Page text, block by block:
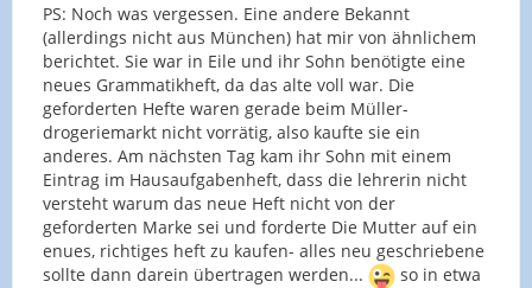
PS: Noch was vergessen. Eine andere Bekannt
(allerdings nicht aus München) hat mir von ähnlichem
berichtet. Sie war in Eile und ihr Sohn benötigte eine
neues Grammatikheft, da das alte voll war. Die
geforderten Hefte waren gerade beim Müller-
drogeriemarkt nicht vorrätig, also kaufte sie ein
anderes. Am nächsten Tag kam ihr Sohn mit einem
Eintrag im Hausaufgabenheft, dass die lehrerin nicht
versteht warum das neue Heft nicht von der
geforderten Marke sei und forderte Die Mutter auf ein
enues, richtiges heft zu kaufen- alles neu geschriebene
sollte dann darein übertragen werden...
so in etwa